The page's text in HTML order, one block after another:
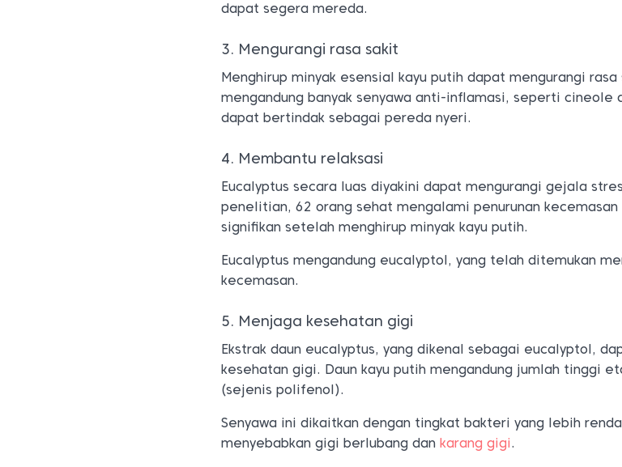
dapat segera mereda.
3. Mengurangi rasa sakit
Menghirup minyak esensial kayu putih dapat mengurangi
mengandung banyak senyawa anti-inflamasi, seperti cineole
dapat bertindak sebagai pereda nyeri.
4. Membantu relaksasi
Eucalyptus secara luas diyakini dapat mengurangi gejala
penelitian, 62 orang sehat mengalami penurunan
signifikan setelah menghirup minyak kayu putih.
Eucalyptus mengandung eucalyptol, yang telah ditemukan
kecemasan.
5. Menjaga kesehatan gigi
Ekstrak daun eucalyptus, yang dikenal sebagai eucalyptol,
kesehatan gigi. Daun kayu putih mengandung jumlah tinggi
(sejenis polifenol).
Senyawa ini dikaitkan dengan tingkat bakteri yang lebih
menyebabkan gigi berlubang dan karang gigi.